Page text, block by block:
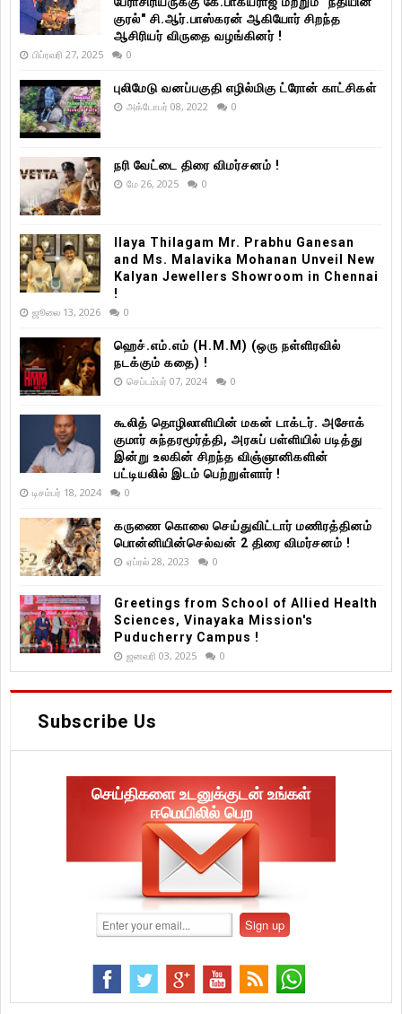
குரல்" சி.ஆர்.பாஸ்கரன் ஆகியோர் சிறந்த
ஆசிரியர் விருதை வழங்கினர் !
பிப்ரவரி 27, 2025 0
புலிமேடு வனப்பகுதி எழில்மிகு ட்ரோன் காட்சிகள்
அக்டோபர் 08, 2022 0
நரி வேட்டை திரை விமர்சனம் !
மே 26, 2025 0
Ilaya Thilagam Mr. Prabhu Ganesan
and Ms. Malavika Mohanan Unveil New
Kalyan Jewellers Showroom in Chennai
!
ஜூலை 13, 2026 0
ஹெச்.எம்.எம் (H.M.M) (ஒரு நள்ளிரவில்
நடக்கும் கதை) !
செப்டம்பர் 07, 2024 0
கூலித் தொழிலாளியின் மகன் டாக்டர். அசோக்
குமார் சுந்தரமூர்த்தி, அரசுப் பள்ளியில் படித்து
இன்று உலகின் சிறந்த விஞ்ஞானிகளின்
பட்டியலில் இடம் பெற்றுள்ளார் !
டிசம்பர் 18, 2024 0
கருணை கொலை செய்துவிட்டார் மணிரத்தினம்
பொன்னியின்செல்வன் 2 திரை விமர்சனம் !
ஏப்ரல் 28, 2023 0
Greetings from School of Allied Health
Sciences, Vinayaka Mission's
Puducherry Campus !
ஜனவரி 03, 2025 0
Subscribe Us
செய்திகளை உடனுக்குடன் உங்கள்
ஈமெயிலில் பெற